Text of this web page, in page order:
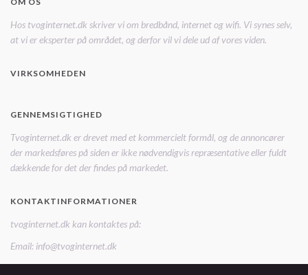
Hos tvoginternet.dk skriver vi om bredbånd, internet og wifi. Vi synes selv,
at vi er eksperter på området, og derfor vil vi dele ud af vores viden.
VIRKSOMHEDEN
GENNEMSIGTIGHED
Tvoginternet.dk er drevet med et kommercielt formål, og de annoncører
der markedsføres på siden er ikke nødvendigvis repræsentative eller fuldt
dækkende for det der findes på markedet.
KONTAKTINFORMATIONER
tvoginternet.dk kan kontaktes på:
Email: info@tvoginternet.dk